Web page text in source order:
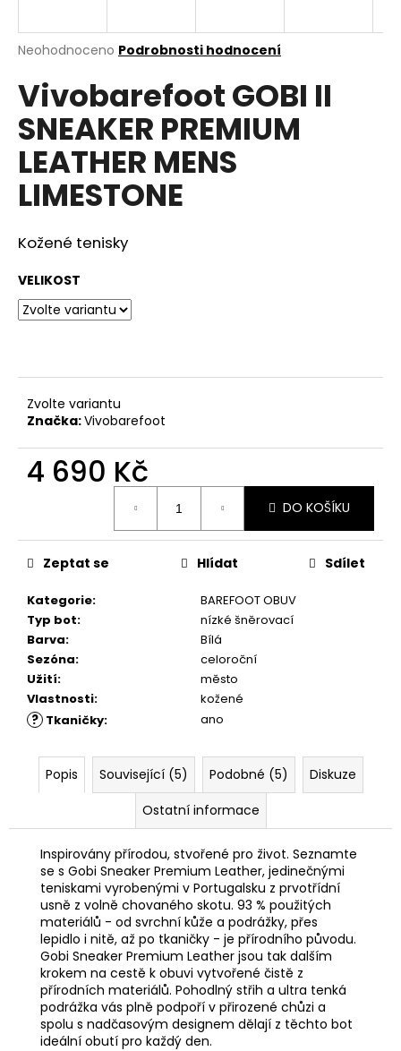
Průměrné
produktu
je
0,0
z
5
hvězdiček.
Neohodnoceno Podrobnosti hodnocení
Vivobarefoot GOBI II
SNEAKER PREMIUM
LEATHER MENS
LIMESTONE
Kožené tenisky
VELIKOST
Zvolte variantu
Značka:Vivobarefoot
4 690 Kč
DO KOŠÍKU
Kategorie:
BAREFOOT OBUV
Typ bot:
nízké šněrovací
Barva:
Bílá
Sezóna:
celoroční
Užití:
město
Vlastnosti: kožené
? Tkaničky: ano
Zeptat se Hlídat Sdílet
Popis Související (5) Podobné (5)
Diskuze
Ostatní informace
Inspirovány přírodou, stvořené pro život. Seznamte
se s Gobi Sneaker Premium Leather, jedinečnými
teniskami vyrobenými v Portugalsku z prvotřídní
usně z volně chovaného skotu. 93 % použitých
materiálů - od svrchní kůže a podrážky, přes
lepidlo i nitě, až po tkaničky - je přírodního původu.
Gobi Sneaker Premium Leather jsou tak dalším
krokem na cestě k obuvi vytvořené čistě z
přírodních materiálů. Pohodlný střih a ultra tenká
podrážka vás plně podpoří v přirozené chůzi a
spolu s nadčasovým designem dělají z těchto bot
ideální obutí pro každý den.
j
t
?
HLEDAT
D
o
p
u
č
u
j
m
VLOŽKY
BAREFOOT
PAMĚŤOVOU
PĚNOU
89
Kč